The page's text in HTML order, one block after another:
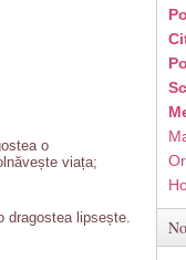
o
viața;
dragostea lipsește.